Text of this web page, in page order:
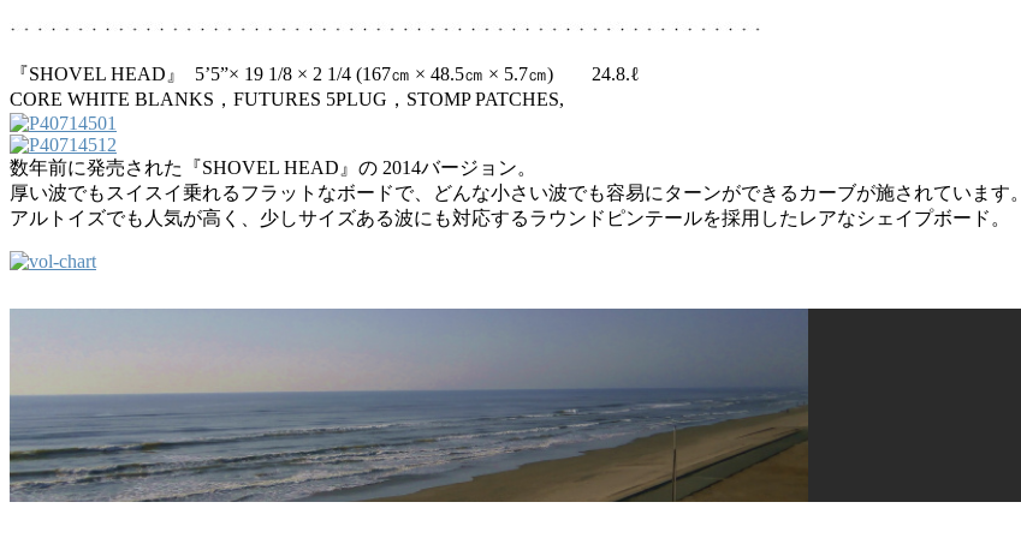
『SHOVEL HEAD』 5’5”× 19 1/8 × 2 1/4 (167㎝ × 48.5㎝ × 5.7㎝) 24.8.ℓ
CORE WHITE BLANKS，FUTURES 5PLUG，STOMP PATCHES,
数年前に発売された『SHOVEL HEAD』の 2014バージョン。
厚い波でもスイスイ乗れるフラットなボードで、どんな小さい波でも容易にターンができるカーブが施されています。
アルトイズでも人気が高く、少しサイズある波にも対応するラウンドピンテールを採用したレアなシェイプボード。